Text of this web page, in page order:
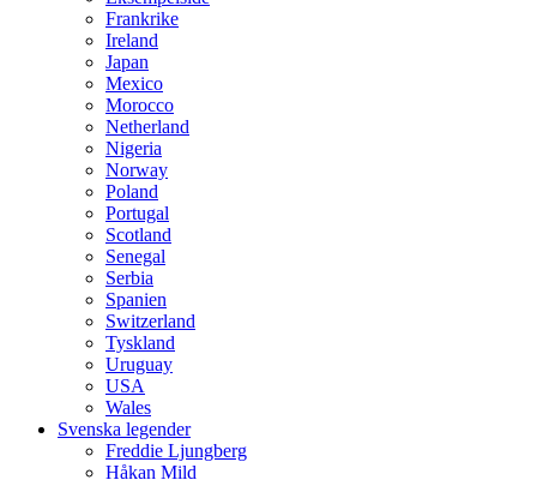
Frankrike
Ireland
Japan
Mexico
Morocco
Netherland
Nigeria
Norway
Poland
Portugal
Scotland
Senegal
Serbia
Spanien
Switzerland
Tyskland
Uruguay
USA
Wales
Svenska legender
Freddie Ljungberg
Håkan Mild